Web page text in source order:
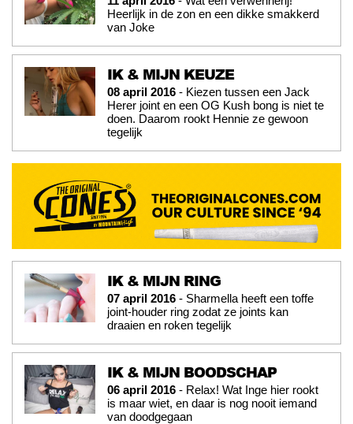
Heerlijk in de zon en een dikke smakkerd
van Joke
IK & MIJN KEUZE
08 april 2016 - Kiezen tussen een Jack
Herer joint en een OG Kush bong is niet te
doen. Daarom rookt Hennie ze gewoon
tegelijk
IK & MIJN RING
07 april 2016 - Sharmella heeft een toffe
joint-houder ring zodat ze joints kan
draaien en roken tegelijk
IK & MIJN BOODSCHAP
06 april 2016 - Relax! Wat Inge hier rookt
is maar wiet, en daar is nog nooit iemand
van doodgegaan